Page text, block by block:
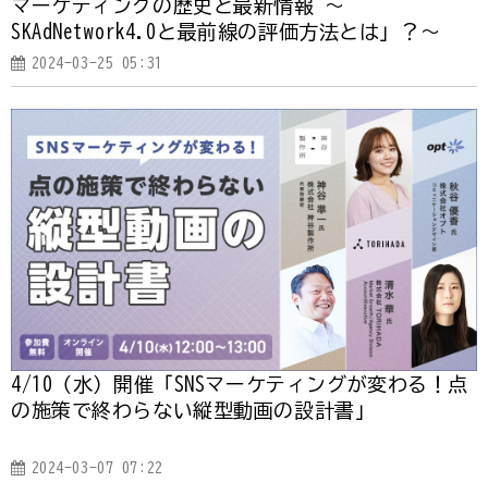
マーケティングの歴史と最新情報 ～
SKAdNetwork4.0と最前線の評価方法とは」？～
2024-03-25 05:31
4/10（水）開催「SNSマーケティングが変わる！点
の施策で終わらない縦型動画の設計書」
2024-03-07 07:22